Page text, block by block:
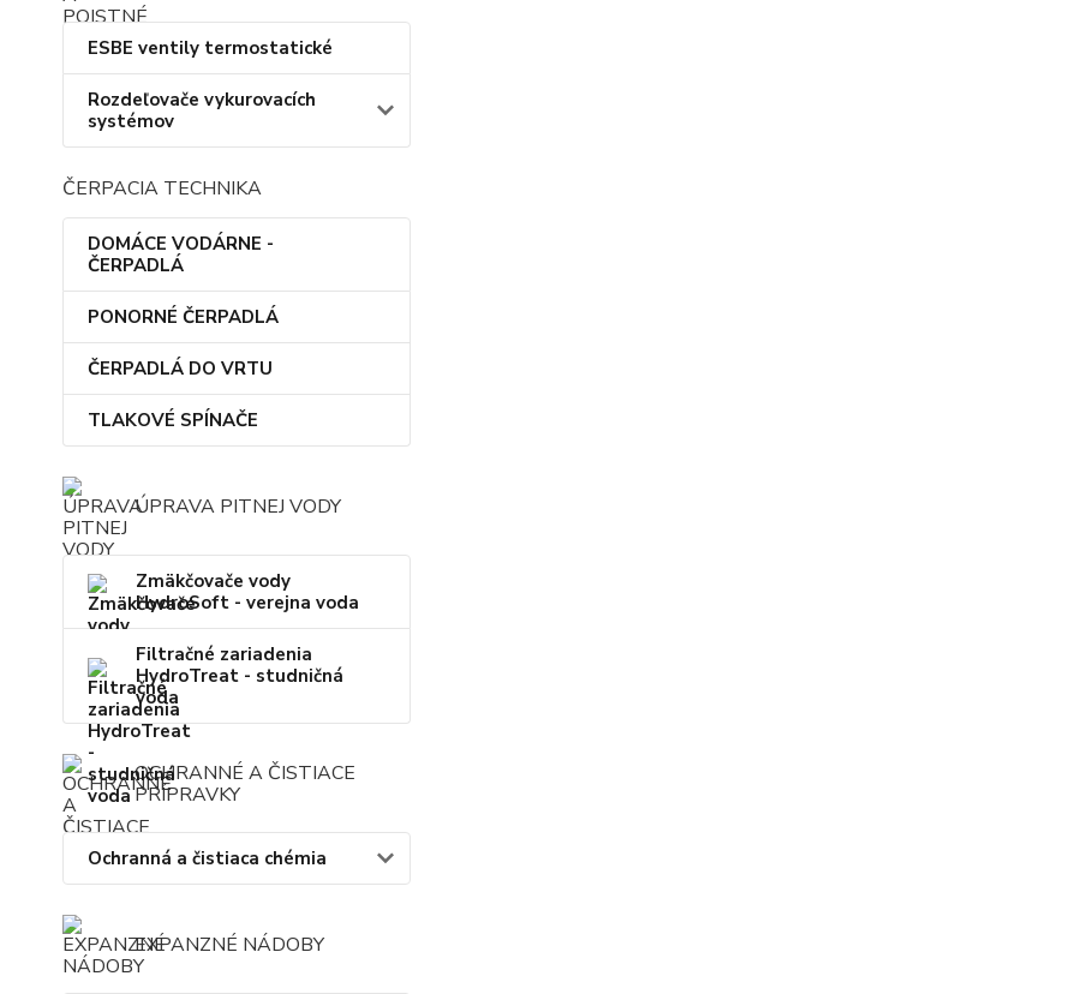
ESBE ventily termostatické
Rozdeľovače vykurovacích
systémov
ČERPACIA TECHNIKA
DOMÁCE VODÁRNE -
ČERPADLÁ
PONORNÉ ČERPADLÁ
ČERPADLÁ DO VRTU
TLAKOVÉ SPÍNAČE
ÚPRAVA PITNEJ VODY
Zmäkčovače vody
HydroSoft - verejna voda
Filtračné zariadenia
HydroTreat - studničná
voda
OCHRANNÉ A ČISTIACE
PRÍPRAVKY
Ochranná a čistiaca chémia
EXPANZNÉ NÁDOBY